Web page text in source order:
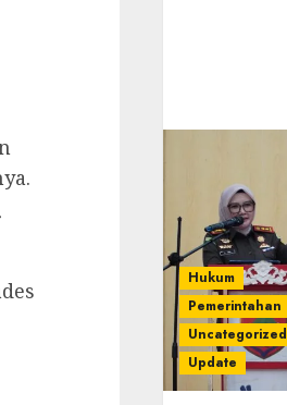
Hukum
Pemerintahan
Uncategorized
Update